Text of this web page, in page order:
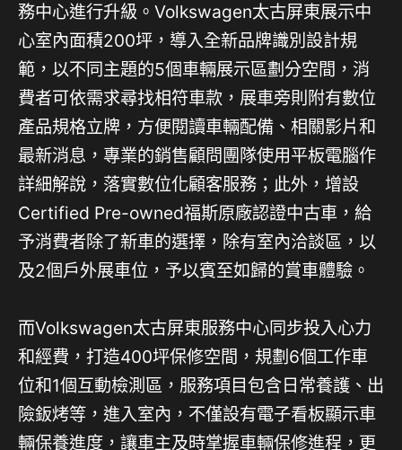
務中心進行升級。Volkswagen太古屏東展示中
心室內面積200坪，導入全新品牌識別設計規
範，以不同主題的5個車輛展示區劃分空間，消
費者可依需求尋找相符車款，展車旁則附有數位
產品規格立牌，方便閱讀車輛配備、相關影片和
最新消息，專業的銷售顧問團隊使用平板電腦作
詳細解說，落實數位化顧客服務；此外，增設
Certified Pre-owned福斯原廠認證中古車，給
予消費者除了新車的選擇，除有室內洽談區，以
及2個戶外展車位，予以賓至如歸的賞車體驗。
而Volkswagen太古屏東服務中心同步投入心力
和經費，打造400坪保修空間，規劃6個工作車
位和1個互動檢測區，服務項目包含日常養護、出
險鈑烤等，進入室內，不僅設有電子看板顯示車
輛保養進度，讓車主及時掌握車輛保修進程，更